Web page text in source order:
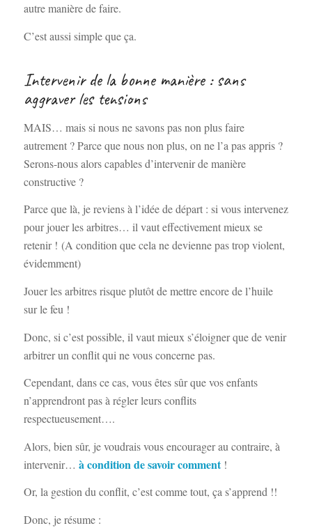
autre manière de faire.
C’est aussi simple que ça.
Intervenir de la bonne manière : sans
aggraver les tensions
MAIS… mais si nous ne savons pas non plus faire
autrement ? Parce que nous non plus, on ne l’a pas appris ?
Serons-nous alors capables d’intervenir de manière
constructive ?
Parce que là, je reviens à l’idée de départ : si vous intervenez
pour jouer les arbitres… il vaut effectivement mieux se
retenir ! (A condition que cela ne devienne pas trop violent,
évidemment)
Jouer les arbitres risque plutôt de mettre encore de l’huile
sur le feu !
Donc, si c’est possible, il vaut mieux s’éloigner que de venir
arbitrer un conflit qui ne vous concerne pas.
Cependant, dans ce cas, vous êtes sûr que vos enfants
n’apprendront pas à régler leurs conflits
respectueusement….
Alors, bien sûr, je voudrais vous encourager au contraire, à
intervenir… à condition de savoir comment!
Or, la gestion du conflit, c’est comme tout, ça s’apprend !!
Donc, je résume :